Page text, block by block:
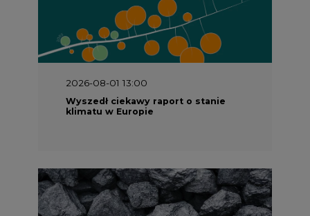
2026-07-09 10:30
Opublikowano bilans zasobów złóż
kopalin w Polsce według stanu na 31